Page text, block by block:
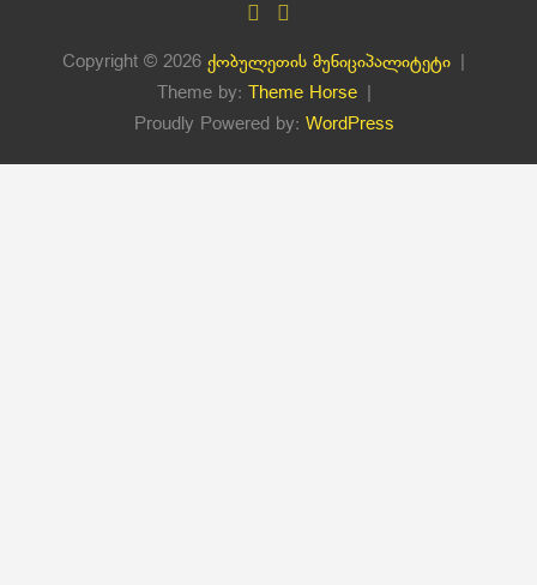
Copyright © 2026 ქობულეთის მუნიციპალიტეტი
Theme by: Theme Horse
Proudly Powered by: WordPress